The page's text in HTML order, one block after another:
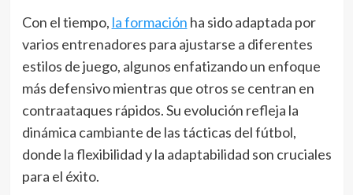
Con el tiempo, la formación ha sido adaptada por
varios entrenadores para ajustarse a diferentes
estilos de juego, algunos enfatizando un enfoque
más defensivo mientras que otros se centran en
contraataques rápidos. Su evolución refleja la
dinámica cambiante de las tácticas del fútbol,
donde la flexibilidad y la adaptabilidad son cruciales
para el éxito.